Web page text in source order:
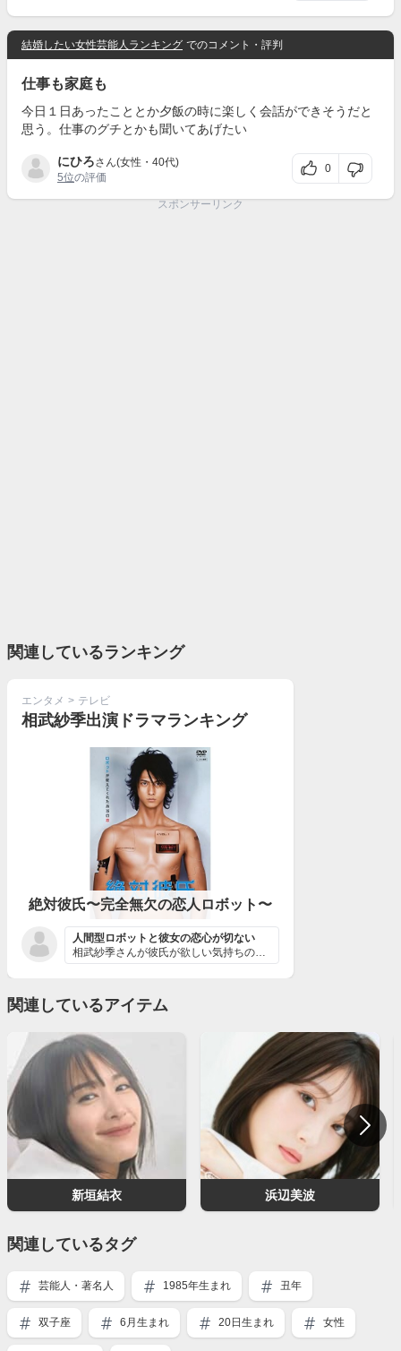
結婚したい女性芸能人ランキング でのコメント・評判
仕事も家庭も
今日１日あったこととか夕飯の時に楽しく会話ができそうだと
思う。仕事のグチとかも聞いてあげたい
にひろさん(女性・40代)
5位の評価
0
スポンサーリンク
関連しているランキング
エンタメ > テレビ
相武紗季出演ドラマランキング
絶対彼氏〜完全無欠の恋人ロボット〜
人間型ロボットと彼女の恋心が切ない
相武紗季さんが彼氏が欲しい気持ちの時に、試験段階のロボ...
関連しているアイテム
新垣結衣 浜辺美波
関連しているタグ
芸能人・著名人 1985年生まれ 丑年
双子座 6月生まれ 20日生まれ 女性